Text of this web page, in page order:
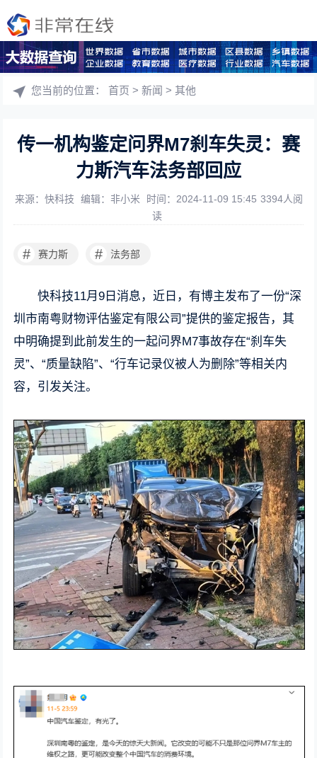
您当前的位置：首页 >新闻 >其他
传一机构鉴定问界M7刹车失灵：赛
力斯汽车法务部回应
来源：快科技 编辑：非小米 时间：2024-11-09 15:45 3394人阅
读
# 赛力斯 # 法务部
快科技11月9日消息，近日，有博主发布了一份“深
圳市南粤财物评估鉴定有限公司”提供的鉴定报告，其
中明确提到此前发生的一起问界M7事故存在“刹车失
灵”、“质量缺陷”、“行车记录仪被人为删除”等相关内
容，引发关注。